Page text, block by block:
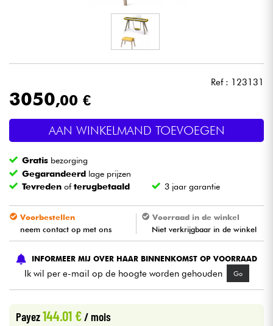
Licht
Blaasinstrument
Viool & Quatuor
HiFi
Ref : 123131
3050,00 €
AAN WINKELMAND TOEVOEGEN
Gratis bezorging
Gegarandeerd lage prijzen
Tevreden ofterugbetaald 3 jaar garantie
Voorbestellen
neem contact op met ons
Voorraad in de winkel
Niet verkrijgbaar in de winkel
INFORMEER MIJ OVER HAAR BINNENKOMST OP VOORRAAD
Ik wil per e-mail op de hoogte worden gehouden Go
Payez144.01 € / mois